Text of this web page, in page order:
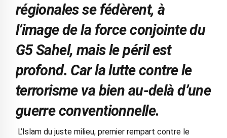
régionales se fédèrent, à
l’image de la force conjointe du
G5 Sahel, mais le péril est
profond. Car la lutte contre le
terrorisme va bien au-delà d’une
guerre conventionnelle.
L’Islam du juste milieu, premier rempart contre le